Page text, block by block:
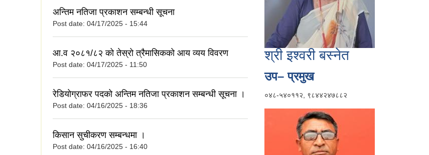
अन्तिम नतिजा प्रकाशन सम्बन्धी सूचना
Post date: 04/17/2025 - 15:44
आ.व २०८१/८२ को तेस्रो त्रैमासिकको आय व्यय विवरण
Post date: 04/17/2025 - 11:50
रेडियोग्राफर पदको अन्तिम नतिजा प्रकाशन सम्बन्धी सूचना ।
Post date: 04/16/2025 - 18:36
किसान सुचीकरण सम्बन्धमा ।
Post date: 04/16/2025 - 16:40
श्री इश्वरी बस्नेत
उप– प्रमुख
०४८-५४०११२, ९८४४२४७८८२